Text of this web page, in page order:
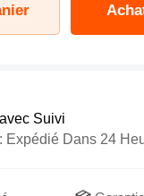
avec Suivi
Expédié Dans 24